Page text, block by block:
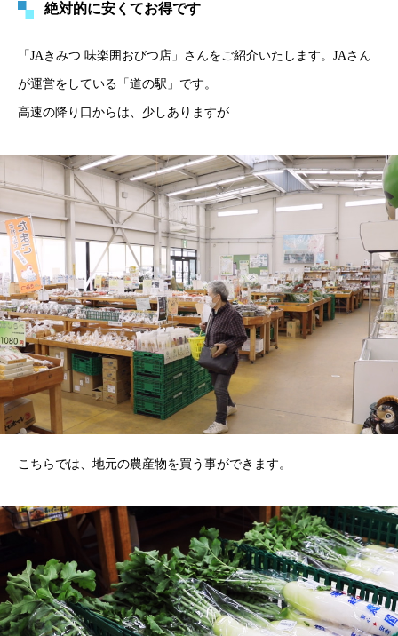
絶対的に安くてお得です
「JAきみつ 味楽囲おびつ店」さんをご紹介いたします。JAさん
が運営をしている「道の駅」です。
高速の降り口からは、少しありますが
こちらでは、地元の農産物を買う事ができます。